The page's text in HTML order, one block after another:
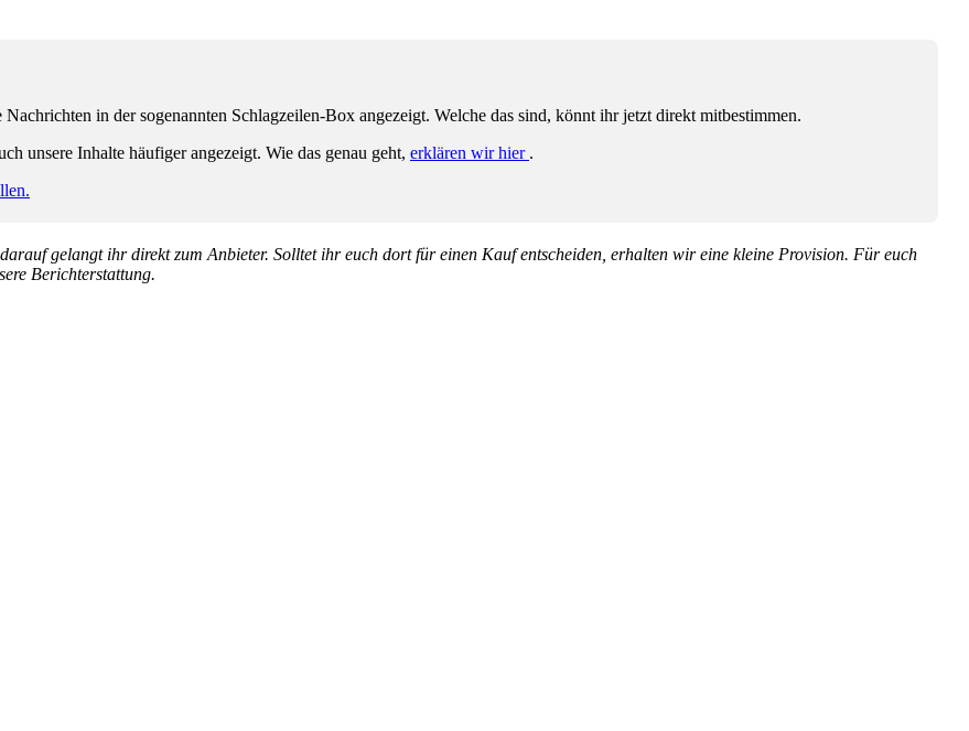
in der sogenannten Schlagzeilen-Box angezeigt. Welche das sind, könnt ihr jetzt direkt mitbestimmen.
unsere Inhalte häufiger angezeigt. Wie das genau geht, erklären wir hier .
gelangt ihr direkt zum Anbieter. Solltet ihr euch dort für einen Kauf entscheiden, erhalten wir eine kleine Provision. Für euch
Berichterstattung.